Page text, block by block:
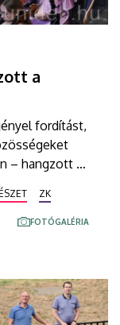
a
fordítást,
– hangzott el
A
is
idézték
ZK
FOTÓGALÉRIA